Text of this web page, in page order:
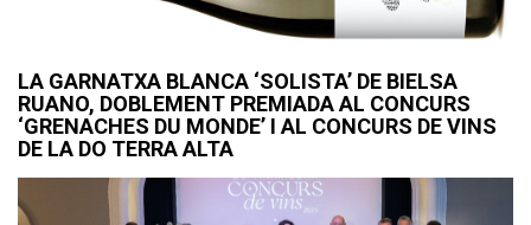
LA GARNATXA BLANCA ‘SOLISTA’ DE BIELSA
RUANO, DOBLEMENT PREMIADA AL CONCURS
‘GRENACHES DU MONDE’ I AL CONCURS DE VINS
DE LA DO TERRA ALTA